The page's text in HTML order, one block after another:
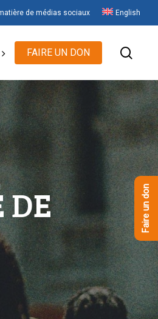
de médias sociaux English
FAIRE UN DON
DE Faire un don